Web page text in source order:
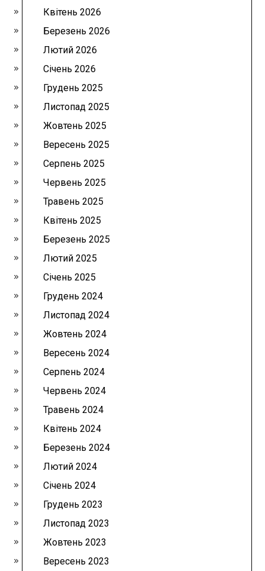
Квітень 2026
Березень 2026
Лютий 2026
Січень 2026
Грудень 2025
Листопад 2025
Жовтень 2025
Вересень 2025
Серпень 2025
Червень 2025
Травень 2025
Квітень 2025
Березень 2025
Лютий 2025
Січень 2025
Грудень 2024
Листопад 2024
Жовтень 2024
Вересень 2024
Серпень 2024
Червень 2024
Травень 2024
Квітень 2024
Березень 2024
Лютий 2024
Січень 2024
Грудень 2023
Листопад 2023
Жовтень 2023
Вересень 2023